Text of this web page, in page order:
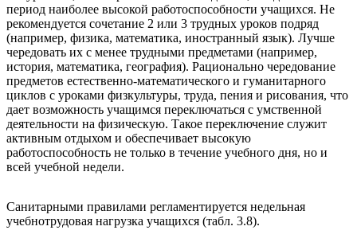
период наиболее высокой работоспособности учащихся. Не
рекомендуется сочетание 2 или 3 трудных уроков подряд
(например, физика, математика, иностранный язык). Лучше
чередовать их с менее трудными предметами (например,
история, математика, география). Рационально чередование
предметов естественно-математического и гуманитарного
циклов с уроками физкультуры, труда, пения и рисования, что
дает возможность учащимся переключаться с умственной
деятельности на физическую. Такое переключение служит
активным отдыхом и обеспечивает высокую
работоспособность не только в течение учебного дня, но и
всей учебной недели.
Санитарными правилами регламентируется недельная
учебнотрудовая нагрузка учащихся (табл. 3.8).